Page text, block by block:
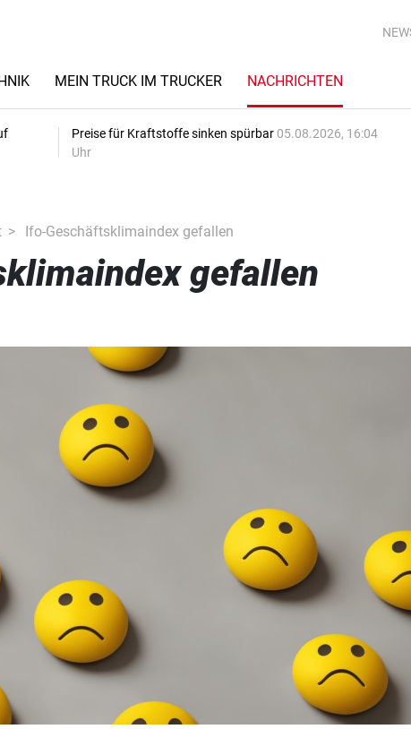
MEIN TRUCK IM TRUCKER NACHRICHTEN
Preise für Kraftstoffe sinken spürbar 05.08.2026, 16:04
Uhr
Ifo-Geschäftsklimaindex gefallen
gefallen